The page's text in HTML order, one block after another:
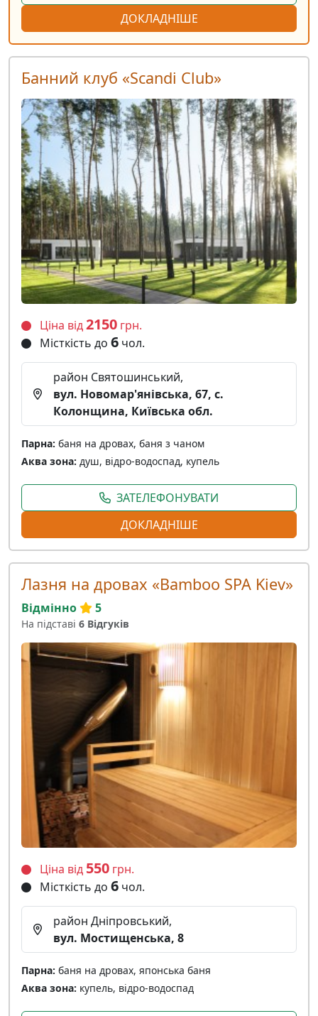
ДОКЛАДНІШЕ
Банний клуб «Scandi Club»
Ціна від2150 грн.
Місткість до 6 чол.
район Святошинський,
вул. Новомар'янівська, 67, с.
Колонщина, Київська обл.
Парна: баня на дровах, баня з чаном
Аква зона: душ, відро-водоспад, купель
ЗАТЕЛЕФОНУВАТИ
ДОКЛАДНІШЕ
Лазня на дровах «Bamboo SPA Kiev»
Відмінно 5
На підставі 6 Відгуків
Ціна від 550 грн.
Місткість до 6 чол.
район Дніпровський,
вул. Мостищенська, 8
Парна: баня на дровах, японська баня
Аква зона: купель, відро-водоспад